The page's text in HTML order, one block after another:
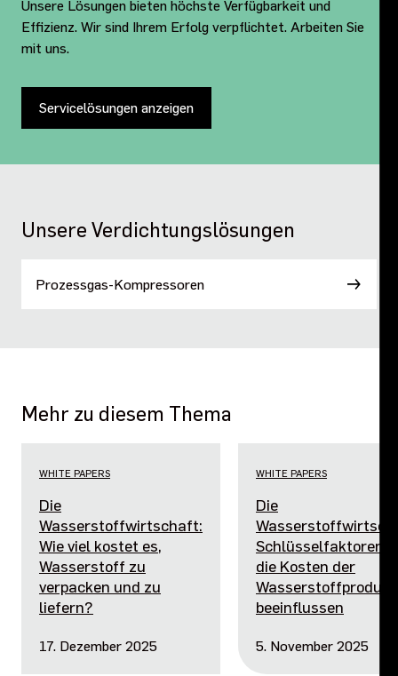
Unsere Lösungen bieten höchste Verfügbarkeit und
Effizienz. Wir sind Ihrem Erfolg verpflichtet. Arbeiten Sie
mit uns.
Servicelösungen anzeigen
Unsere Verdichtungslösungen
Prozessgas-Kompressoren
Mehr zu diesem Thema
WHITE PAPERS
Die
Wasserstoffwirtschaft:
Wie viel kostet es,
Wasserstoff zu
verpacken und zu
liefern?
17. Dezember 2025
WHITE PAPERS
Die
Schlüsselfaktoren,
die Kosten der
beeinflussen
5. November 2025